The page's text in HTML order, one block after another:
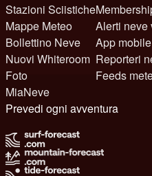
Stazioni Sciistiche
Mappe Meteo
Bollettino Neve
Nuovi Whiteroom
Foto
MiaNeve
Alerti neve
App
Reporteri
Feeds
Prevedi ogni avventura